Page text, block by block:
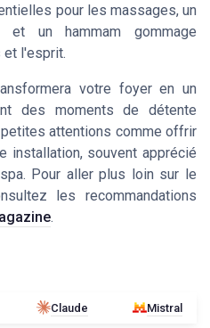
pour les massages, un
et un hammam gommage
et l'esprit.
votre foyer en un
des moments de détente
attentions comme offrir
installation, souvent apprécié
Pour aller plus loin sur le
les recommandations
.
Claude Mistral